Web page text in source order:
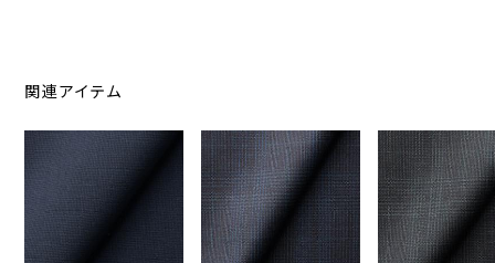
関連アイテム